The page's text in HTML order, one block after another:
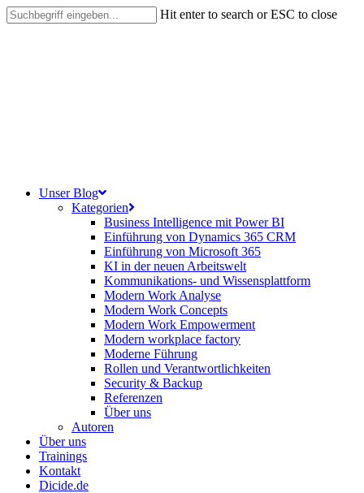
Skip
to
Hit enter to search or ESC to close
search
Menu
Unser Blog
Kategorien
Business Intelligence mit Power BI
Einführung von Dynamics 365 CRM
Einführung von Microsoft 365
KI in der neuen Arbeitswelt
Kommunikations- und Wissensplattform
Modern Work Analyse
Modern Work Concepts
Modern Work Empowerment
Modern workplace factory
Moderne Führung
Rollen und Verantwortlichkeiten
Security & Backup
Referenzen
Über uns
Autoren
Über uns
Trainings
Kontakt
Dicide.de